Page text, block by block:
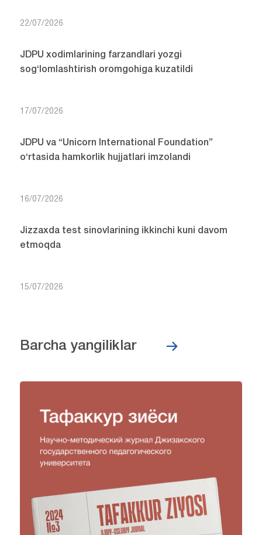
22/07/2026
JDPU xodimlarining farzandlari yozgi
sog‘lomlashtirish oromgohiga kuzatildi
17/07/2026
JDPU va “Unicorn International Foundation”
o‘rtasida hamkorlik hujjatlari imzolandi
16/07/2026
Jizzaxda test sinovlarining ikkinchi kuni davom
etmoqda
15/07/2026
Barcha yangiliklar